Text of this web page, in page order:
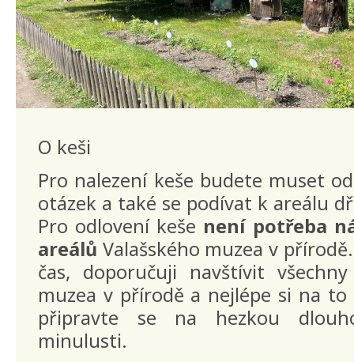
O keši
Pro nalezení keše budete muset
otázek a také se podívat k areálu
Pro odlovení keše není potřeba
areálů Valašského muzea v
čas, doporučuji navštívit všechny
muzea v přírodě a nejlépe si na to
připravte se na hezkou
minulusti.